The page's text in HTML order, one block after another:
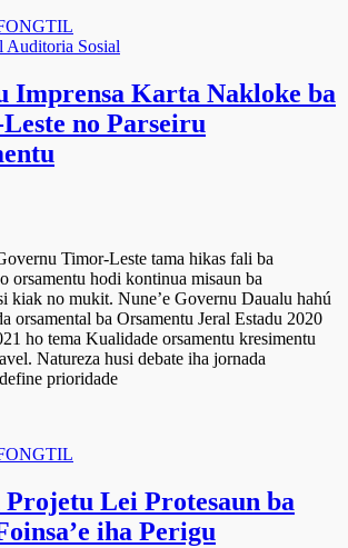
Auditoria Sosial
Imprensa Karta Nakloke ba
no Parseiru
Timor-Leste tama hikas fali ba
orsamentu hodi kontinua misaun ba
kiak no mukit. Nune’e Governu Daualu hahú
orsamental ba Orsamentu Jeral Estadu 2020
ho tema Kualidade orsamentu kresimentu
Natureza husi debate iha jornada
prioridade
Projetu Lei Protesaun ba
iha Perigu